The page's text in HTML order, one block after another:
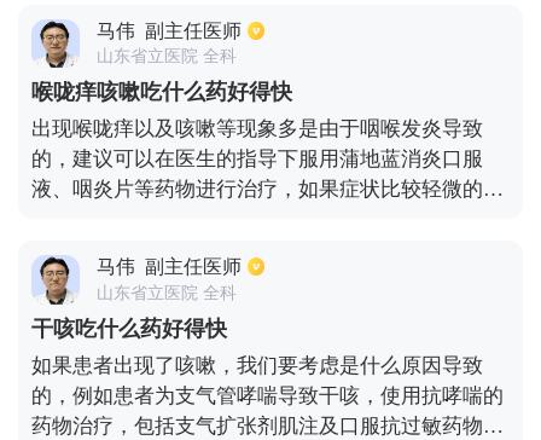
射，以避免感染百日咳杆菌。一旦儿童感染了百日
咳，将会出现长期咳嗽和咳痰，并且一半的咳嗽声会
连续出现，直到儿童咳嗽出痰或呕吐出胃内容物，这
可以稍微缓解。对于儿童百日咳，我们的治疗主要是
给予一些抗感染治疗。治疗百日咳的首选药物是大环
内酯类抗生素，如红霉素或罗红霉素。一般疗程不少
于十天，部分症状严重的患者也可适当使用复方新诺
关并发症进行对症治疗，才能取得良好的治疗效果。
马伟 副主任医师
山东省立医院 全科
喉咙痒咳嗽吃什么药好得快
出现喉咙痒以及咳嗽等现象多是由于咽喉发炎导致
的，建议可以在医生的指导下服用蒲地蓝消炎口服
液、咽炎片等药物进行治疗，如果症状比较轻微的
是也不排除以上症状，是由于患者出现了呼吸道感染
或者有过敏的情况，如果服药一段时间没有明显的缓
解的话，可以尽快前往医院检查血常规、过敏原。如
果是由于过敏造成的，可以服用扑尔敏等药物进行治
疗，如果是呼吸道感染，则可以服用阿莫西林等抗生
素进行治疗。
马伟 副主任医师
山东省立医院 全科
干咳吃什么药好得快
如果患者出现了咳嗽，我们要考虑是什么原因导致
的，例如患者为支气管哮喘导致干咳，使用抗哮喘的
药物治疗，包括支气扩张剂肌注及口服抗过敏药物。